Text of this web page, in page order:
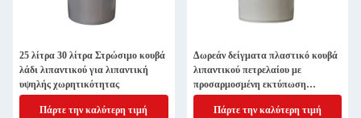
25 λίτρα 30 λίτρα Στρώσιμο κουβά
λάδι λιπαντικού για λιπαντική
υψηλής χωρητικότητας
Πάρτε την καλύτερη τιμή
Δωρεάν δείγματα πλαστικό κουβά
λιπαντικού πετρελαίου με
προσαρμοσμένη εκτύπωση
αφαιρούμενο καπάκι
Πάρτε την καλύτερη τιμή